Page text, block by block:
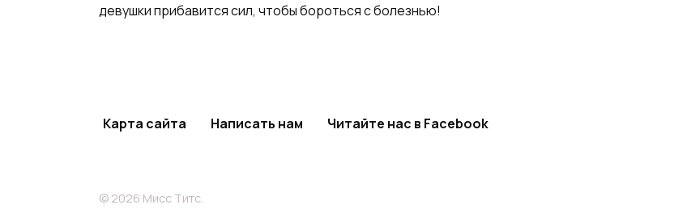
девушки прибавится сил, чтобы бороться с болезнью!
Карта сайта Написать нам Читайте нас в Facebook
© 2026 Мисс Титс.